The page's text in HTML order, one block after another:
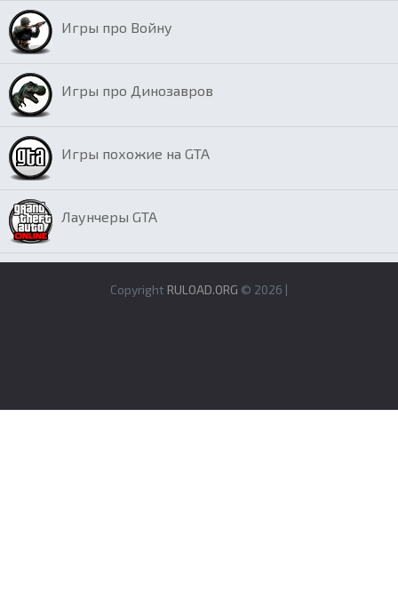
Игры про Войну
Игры про Динозавров
Игры похожие на GTA
Лаунчеры GTA
Copyright RULOAD.ORG © 2026 |